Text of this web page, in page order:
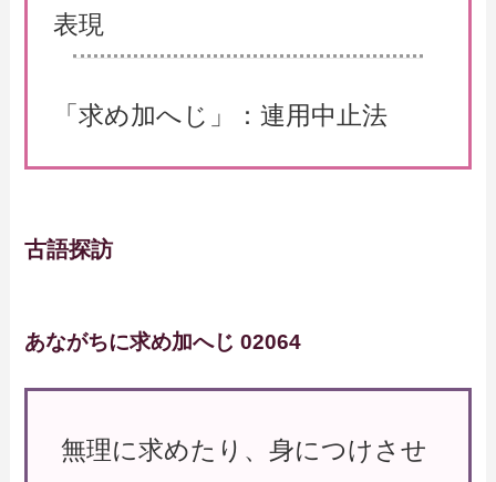
表現
「求め加へじ」：連用中止法
古語探訪
あながちに求め加へじ 02064
無理に求めたり、身につけさせ